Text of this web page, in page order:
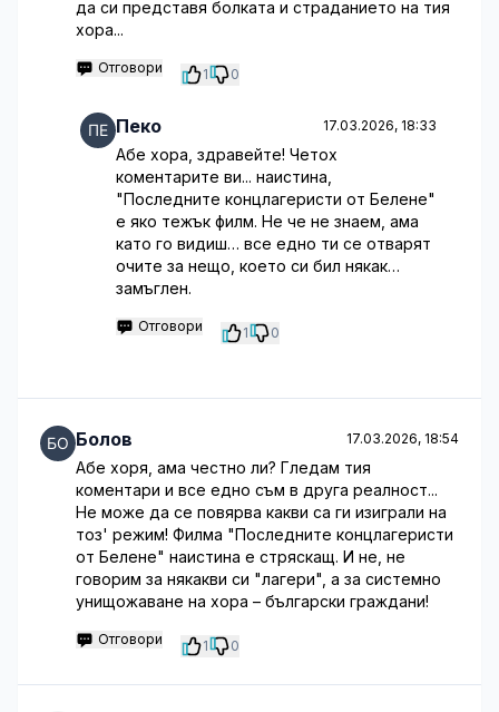
да си представя болката и страданието на тия
хора...
Отговори 1 0
Пеко 17.03.2026, 18:33
Абе хора, здравейте! Четох
коментарите ви... наистина,
"Последните концлагеристи от Белене"
е яко тежък филм. Не че не знаем, ама
като го видиш… все едно ти се отварят
очите за нещо, което си бил някак…
замъглен.
Отговори 1 0
Болов 17.03.2026, 18:54
Абе хоря, ама честно ли? Гледам тия
коментари и все едно съм в друга реалност...
Не може да се повярва какви са ги изиграли на
тоз' режим! Филма "Последните концлагеристи
от Белене" наистина е стряскащ. И не, не
говорим за някакви си "лагери", а за системно
унищожаване на хора – български граждани!
Отговори 1 0